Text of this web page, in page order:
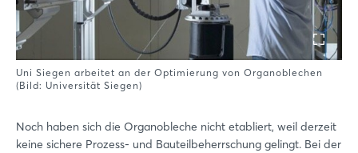
Uni Siegen arbeitet an der Optimierung von Organoblechen
(Bild: Universität Siegen)
Noch haben sich die Organobleche nicht etabliert, weil derzeit
keine sichere Prozess- und Bauteilbeherrschung gelingt. Bei der